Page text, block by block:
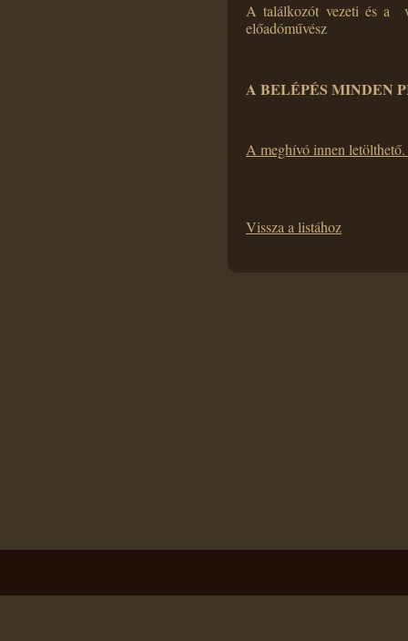
A találkozót vezeti és a
előadóművész
A BELÉPÉS MINDEN
A meghívó innen letölthető.
Vissza a listához